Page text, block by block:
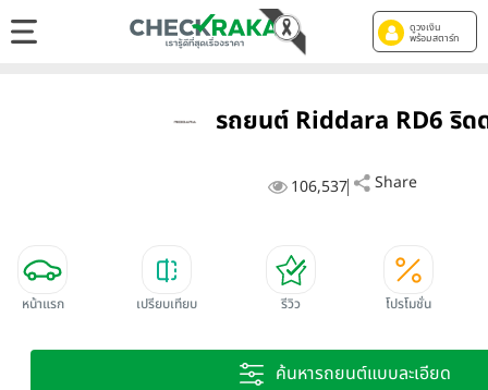
ดูวงเงิน
พร้อมสตาร์ท
รถยนต์ Riddara RD6 ริด
106,537 Share
หน้าแรก เปรียบเทียบ รีวิว โปรโมชั่น
ค้นหารถยนต์แบบละเอียด